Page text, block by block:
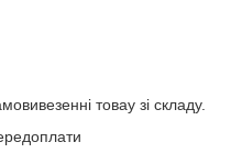
товау зі складу.